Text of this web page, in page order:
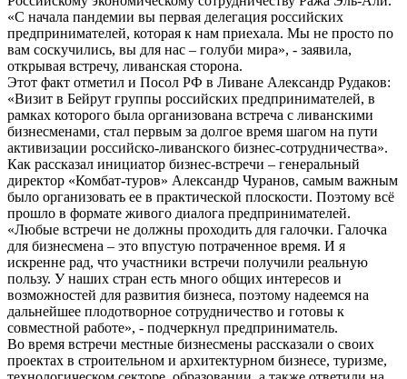
«С начала пандемии вы первая делегация российских
предпринимателей, которая к нам приехала. Мы не просто по
вам соскучились, вы для нас – голуби мира», - заявила,
открывая встречу, ливанская сторона.
Этот факт отметил и Посол РФ в Ливане Александр Рудаков:
«Визит в Бейрут группы российских предпринимателей, в
рамках которого была организована встреча с ливанскими
бизнесменами, стал первым за долгое время шагом на пути
активизации российско-ливанского бизнес-сотрудничества».
Как рассказал инициатор бизнес-встречи – генеральный
директор «Комбат-туров» Александр Чуранов, самым важным
было организовать ее в практической плоскости. Поэтому всё
прошло в формате живого диалога предпринимателей.
«Любые встречи не должны проходить для галочки. Галочка
для бизнесмена – это впустую потраченное время. И я
искренне рад, что участники встречи получили реальную
пользу. У наших стран есть много общих интересов и
возможностей для развития бизнеса, поэтому надеемся на
дальнейшее плодотворное сотрудничество и готовы к
совместной работе», - подчеркнул предприниматель.
Во время встречи местные бизнесмены рассказали о своих
проектах в строительном и архитектурном бизнесе, туризме,